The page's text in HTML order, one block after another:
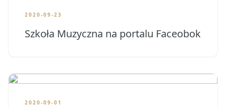
2020-09-23
Szkoła Muzyczna na portalu Faceobok
2020-09-01